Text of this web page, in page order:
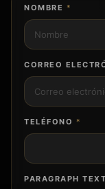
NOMBRE
CORREO
TELÉFONO
PARAGRAPH TEXT